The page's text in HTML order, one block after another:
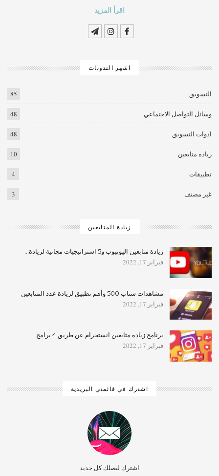
اقرأ المزيد
اشهر التدونات
التسويق 85
وسائل التواصل الاجتماعي 48
ادوات التسويق 48
زياده متابعين 10
تطبيقات 4
غير مصنف 3
زيادة المتابعين
زيادة متابعين اليوتيوب و5 استراتيجيات مجانية لزيادة…
فبراير 17, 2022
مشاهدات سناب 500 وأهم تطبيق لزيادة عدد المتابعين
فبراير 17, 2022
برنامج زيادة متابعين انستجرام عن طريق 4 برامج
فبراير 17, 2022
اشترك في قائمتي البريدية
اشترك ليصلك كل جديد